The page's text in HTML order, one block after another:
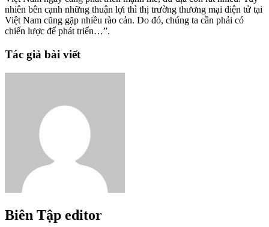
nhiên bên cạnh những thuận lợi thì thị trường thương mại điện tử tại
Việt Nam cũng gặp nhiều rào cản. Do đó, chúng ta cần phải có
chiến lược để phát triển…”.
Tác giả bài viết
Biên Tập editor